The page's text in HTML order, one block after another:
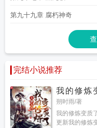
第九十九章 腐朽神奇
完结小说推荐
我的修炼
朔时雨/著
我的修炼变质
更新我的修炼